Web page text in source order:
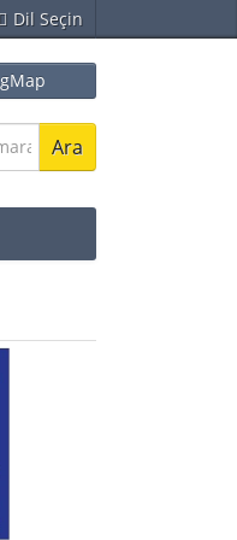
Dil Seçin
Ara